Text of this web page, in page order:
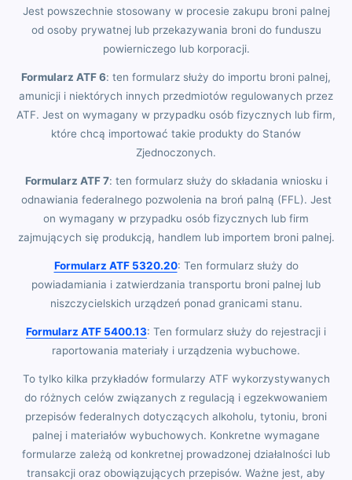
Jest powszechnie stosowany w procesie zakupu broni palnej
od osoby prywatnej lub przekazywania broni do funduszu
powierniczego lub korporacji.
Formularz ATF 6: ten formularz służy do importu broni palnej,
amunicji i niektórych innych przedmiotów regulowanych przez
ATF. Jest on wymagany w przypadku osób fizycznych lub firm,
które chcą importować takie produkty do Stanów
Zjednoczonych.
Formularz ATF 7: ten formularz służy do składania wniosku i
odnawiania federalnego pozwolenia na broń palną (FFL). Jest
on wymagany w przypadku osób fizycznych lub firm
zajmujących się produkcją, handlem lub importem broni palnej.
Formularz ATF 5320.20: Ten formularz służy do
powiadamiania i zatwierdzania transportu broni palnej lub
niszczycielskich urządzeń ponad granicami stanu.
Formularz ATF 5400.13: Ten formularz służy do rejestracji i
raportowania materiały i urządzenia wybuchowe.
To tylko kilka przykładów formularzy ATF wykorzystywanych
do różnych celów związanych z regulacją i egzekwowaniem
przepisów federalnych dotyczących alkoholu, tytoniu, broni
palnej i materiałów wybuchowych. Konkretne wymagane
formularze zależą od konkretnej prowadzonej działalności lub
transakcji oraz obowiązujących przepisów. Ważne jest, aby